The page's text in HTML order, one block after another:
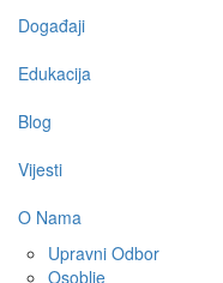
Događaji
Edukacija
Blog
Vijesti
O Nama
Upravni Odbor
Osoblje